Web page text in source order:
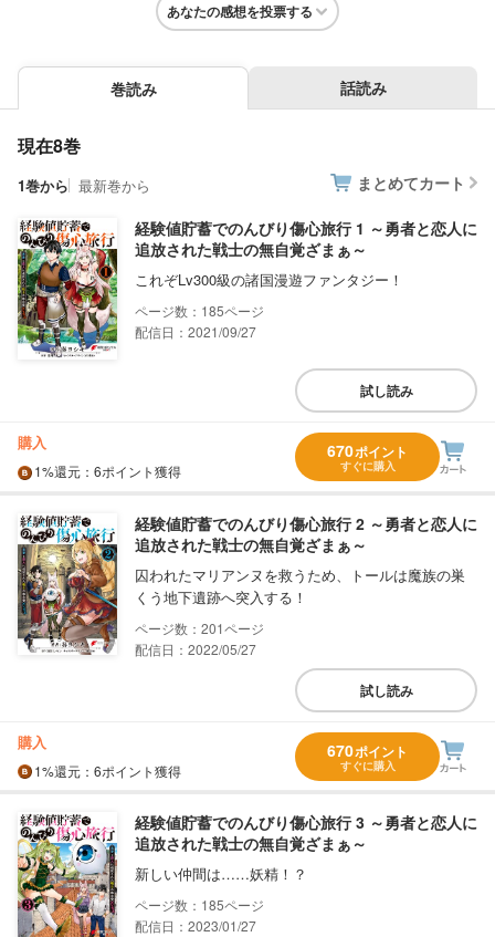
あなたの感想を投票する
巻読み 話読み
現在8巻
1巻から 最新巻から まとめてカート
経験値貯蓄でのんびり傷心旅行 1 ～勇者と恋人に
追放された戦士の無自覚ざまぁ～
これぞLv300級の諸国漫遊ファンタジー！
185
配信日：2021/09/27
試し読み
購入
1%還元 ：6ポイント獲得
670ポイント
すぐに購入
経験値貯蓄でのんびり傷心旅行 2 ～勇者と恋人に
追放された戦士の無自覚ざまぁ～
囚われたマリアンヌを救うため、トールは魔族の巣
くう地下遺跡へ突入する！
201
配信日：2022/05/27
試し読み
購入
1%還元 ：6ポイント獲得
670ポイント
すぐに購入
経験値貯蓄でのんびり傷心旅行 3 ～勇者と恋人に
追放された戦士の無自覚ざまぁ～
新しい仲間は……妖精！？
185
配信日：2023/01/27